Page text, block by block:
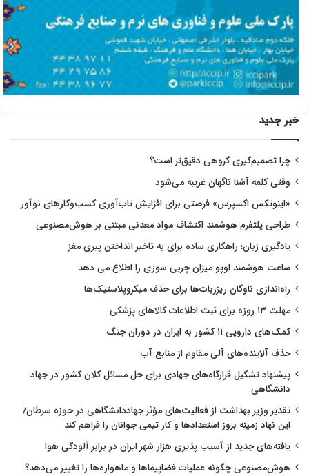
خبر جدید
چرا تصمیم‌گیری گروهی دقیق‌تر است؟
وقتی کلمه آشنا ناگهان غریبه می‌شود
«اینوتکس اکسپرس» فرصتی برای افزایش تاب‌آوری کسب‌وکارهای نوآور
طراحی پلتفرم هوشمند اکتشاف مواد معدنی مبتنی بر هوش‌مصنوعی
یادگیری زبان؛ راهکاری ساده برای به تاخیر انداختن پیری مغز
ساعت هوشمند اوپو میزان چربی سوزی را اطلاع می دهد
راه‌اندازی ناوگان ریزربات‌ها برای حذف میکروپلاستیک‌ها
مهلت ۱۳ روزه برای ثبت اطلاعات کالاهای پزشکی
کمک‌های دارویی ۱۱ کشور به ایران در دوران جنگ
حذف آلاینده‌های آلی مقاوم از منابع آب
پیشنهاد تشکیل قرارگاه‌های جهادی برای حل مسائل کلان کشور در جهاد
دانشگاهی
تقدیر وزیر بهداشت از فعالیت‌های مؤثر جهاددانشگاهی در حوزه سرطان/
این نهاد زمینه بروز استعدادها و کار تیمی جوانان را فراهم کند
یافته‌های جدید از آسیب پذیری هزار شهر ایران در برابر آلودگی هوا
هوش‌مصنوعی چگونه عملیات فضاپیماها و ماهواره‌ها را تغییر می‌دهد؟